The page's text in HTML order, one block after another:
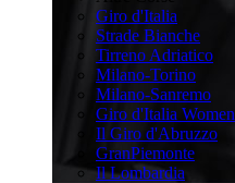
Giro d'Italia
Strade Bianche
Tirreno Adriatico
Milano-Torino
Milano-Sanremo
Giro d'Italia Women
Il Giro d'Abruzzo
GranPiemonte
Il Lombardia